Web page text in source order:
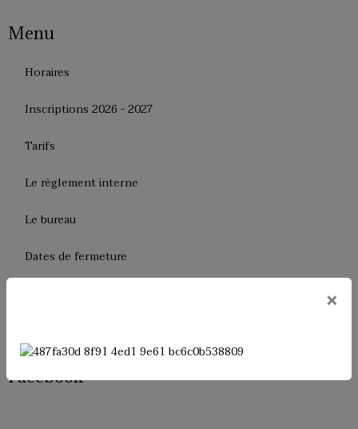
Menu
Horaires
Inscriptions 2026 - 2027
Tarifs
Le règlement interne
Le bureau
Dates de fermeture
Facebook
×